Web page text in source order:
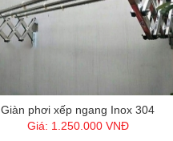
Giàn phơi xếp ngang Inox 304
Giá: 1.250.000 VNĐ